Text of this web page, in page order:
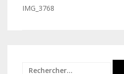
Navigation
IMG_3768
Rechercher :